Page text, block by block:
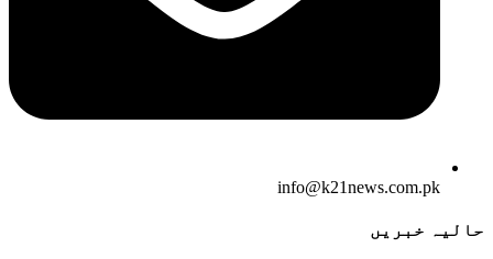
info@k21news.com.pk
حالیہ خبریں